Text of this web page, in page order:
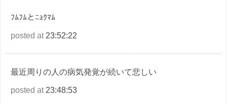
ﾌﾑﾌﾑとﾆｮｸﾏﾑ
posted at23:52:22
最近周りの人の病気発覚が続いて悲しい
posted at23:48:53